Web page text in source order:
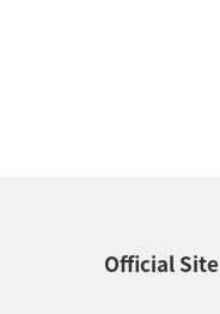
Official Site